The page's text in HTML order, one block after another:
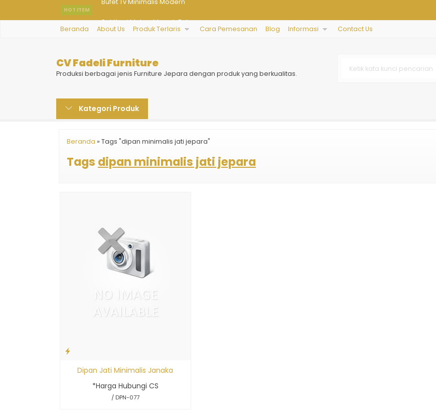
HOT ITEM
Kursi Meja Makan Kayu Jati Minimalis
Rak Buku Minimalis Unik
Kursi Tamu Ukir Latest
Beranda About Us Produk Terlaris Cara Pemesanan Blog Informasi Contact Us
CV Fadeli Furniture
Produksi berbagai jenis Furniture Jepara dengan produk yang berkualitas.
Kategori Produk
Beranda » Tags "dipan minimalis jati jepara"
Tags dipan minimalis jati jepara
Dipan Jati Minimalis Janaka
*Harga Hubungi CS
/ DPN-077